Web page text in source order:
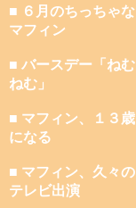
■ ６月のちっちゃな
マフィン
■ バースデー「ねむ
ねむ」
■ マフィン、１３歳
になる
■ マフィン、久々の
テレビ出演